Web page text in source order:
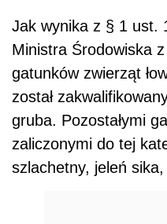
Jak wynika z § 1 ust.
Ministra Środowiska
gatunków zwierząt
został
gruba. Pozostałymi
zaliczonymi do tej
szlachetny, jeleń